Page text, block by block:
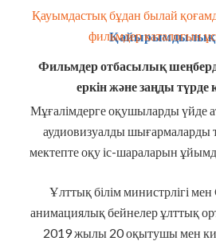
Қайырымдылық
Қауымдастық бұдан былай
фильмдер каталогын
Фильмдер отбасылық
еркін және заңды түрде
Мұғалімдерге оқушыларды үйде
аудиовизуалды шығармаларды
мектепте оқу іс-шараларын
Ұлттық білім министрлігі
анимациялық бейнелер ұлттық
2019 жылы 20 оқытушы мен